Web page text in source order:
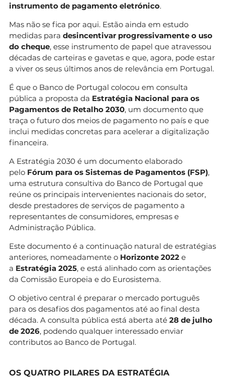
instrumento de pagamento eletrónico.
Mas não se fica por aqui. Estão ainda em estudo
medidas para desincentivar progressivamente o uso
do cheque, esse instrumento de papel que atravessou
décadas de carteiras e gavetas e que, agora, pode estar
a viver os seus últimos anos de relevância em Portugal.
É que o Banco de Portugal colocou em consulta
pública a proposta da Estratégia Nacional para os
Pagamentos de Retalho 2030, um documento que
traça o futuro dos meios de pagamento no país e que
inclui medidas concretas para acelerar a digitalização
financeira.
A Estratégia 2030 é um documento elaborado
pelo Fórum para os Sistemas de Pagamentos (FSP),
uma estrutura consultiva do Banco de Portugal que
reúne os principais intervenientes nacionais do setor,
desde prestadores de serviços de pagamento a
representantes de consumidores, empresas e
Administração Pública.
Este documento é a continuação natural de estratégias
anteriores, nomeadamente o Horizonte 2022 e
a Estratégia 2025, e está alinhado com as orientações
da Comissão Europeia e do Eurosistema.
O objetivo central é preparar o mercado português
para os desafios dos pagamentos até ao final desta
década. A consulta pública está aberta até 28 de julho
de 2026, podendo qualquer interessado enviar
contributos ao Banco de Portugal.
OS QUATRO PILARES DA ESTRATÉGIA